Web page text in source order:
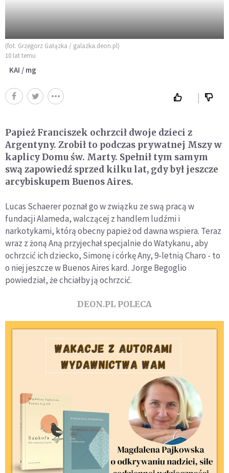
(fot. Grzegorz Gałązka / galazka.deon.pl)
10 lat temu
KAI / mg
Papież Franciszek ochrzcił dwoje dzieci z
Argentyny. Zrobił to podczas prywatnej Mszy w
kaplicy Domu św. Marty. Spełnił tym samym
swą zapowiedź sprzed kilku lat, gdy był jeszcze
arcybiskupem Buenos Aires.
Lucas Schaerer poznał go w związku ze swą pracą w
fundacji Alameda, walczącej z handlem ludźmi i
narkotykami, którą obecny papież od dawna wspiera. Teraz
wraz z żoną Aną przyjechał specjalnie do Watykanu, aby
ochrzcić ich dziecko, Simonę i córkę Any, 9-letnią Charo - to
o niej jeszcze w Buenos Aires kard. Jorge Begoglio
powiedział, że chciałby ją ochrzcić.
DEON.PL POLECA